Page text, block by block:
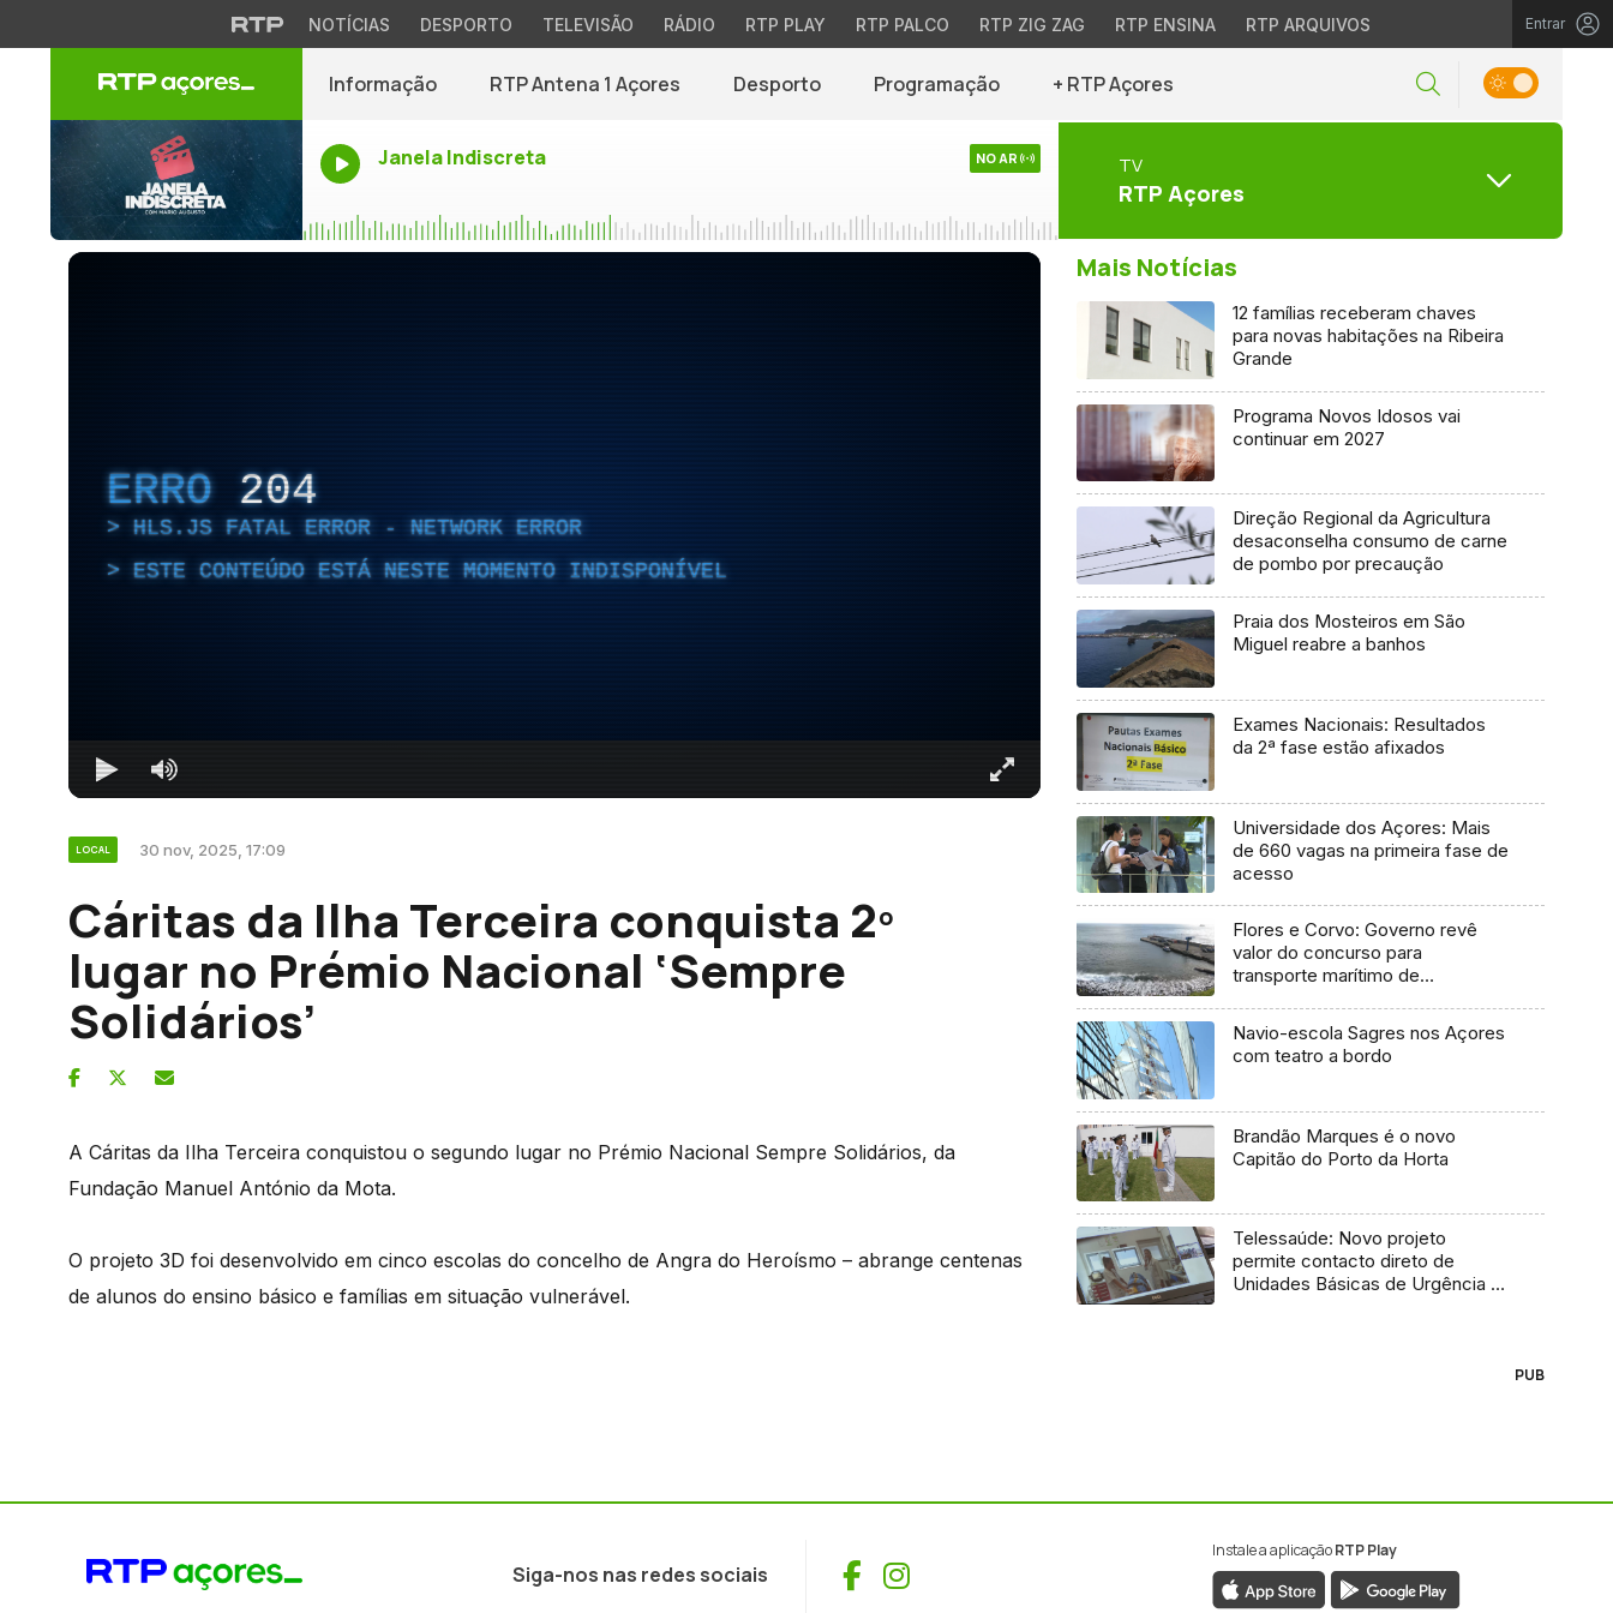
NOTÍCIAS DESPORTO TELEVISÃO RÁDIO RTP PLAY RTP PALCO RTP ZIG ZAG RTP ENSINA RTP ARQUIVOS Entrar
Informação RTP Antena 1 Açores Desporto Programação + RTP Açores
Janela Indiscreta NO AR TV
RTP Açores
ERRO 204
HLS.JS FATAL ERROR - NETWORK ERROR
ESTE CONTEÚDO ESTÁ NESTE MOMENTO INDISPONÍVEL
LOCAL 30 nov, 2025, 17:09
Cáritas da Ilha Terceira conquista 2º
lugar no Prémio Nacional ‘Sempre
Solidários’
A Cáritas da Ilha Terceira conquistou o segundo lugar no Prémio Nacional Sempre Solidários, da
Fundação Manuel António da Mota.
O projeto 3D foi desenvolvido em cinco escolas do concelho de Angra do Heroísmo – abrange centenas
de alunos do ensino básico e famílias em situação vulnerável.
Mais Notícias
12 famílias receberam chaves
para novas habitações na Ribeira
Grande
Programa Novos Idosos vai
continuar em 2027
Direção Regional da Agricultura
desaconselha consumo de carne
de pombo por precaução
Praia dos Mosteiros em São
Miguel reabre a banhos
Exames Nacionais: Resultados
da 2ª fase estão afixados
Universidade dos Açores: Mais
de 660 vagas na primeira fase de
acesso
Flores e Corvo: Governo revê
valor do concurso para
transporte marítimo de
Navio-escola Sagres nos Açores
com teatro a bordo
Brandão Marques é o novo
Capitão do Porto da Horta
Telessaúde: Novo projeto
permite contacto direto de
Unidades Básicas de Urgência e
PUB
Siga-nos nas redes sociais Facebook
Instagram
Instale a aplicaçãoRTP Play